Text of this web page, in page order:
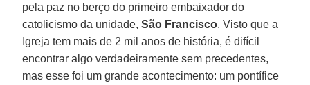
pela paz no berço do primeiro embaixador do
catolicismo da unidade,São Francisco. Visto que a
Igreja tem mais de 2 mil anos de história, é difícil
encontrar algo verdadeiramente sem precedentes,
mas esse foi um grande acontecimento: um pontífice